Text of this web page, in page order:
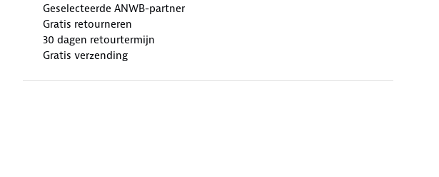
Geselecteerde ANWB-partner
Gratis retourneren
30 dagen retourtermijn
Gratis verzending